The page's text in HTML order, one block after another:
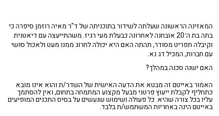
המאזינה הראשונה שעלתה לשידור בתוכניתה של ד"ר מאיה רוזמן סיפרה כי
בתה בת ה־20 אובחנה לאחרונה כבעלת מעי רגיז. משהתייעצה עם דיאטנית
וקיבלה תפריט מסודר, תהתה האם היא יכולה לחרוג ממנו מעט ולאכול סושי
עם חברות, המכיל דג נא.
האם ישנה סכנה במהלך?
האמור באייטם זה מבטא את הדעה האישית של השדר/ת והוא אינו מובא
כתחליף לקבלת ייעוץ פרטני מבעל מקצוע המתמחה בתחום, ואין להסתמך
עליו בכל צורה שהיא. כל פעולה ושימוש שנעשים על בסיס התכנים המופיעים
באייטם הינה באחריות המשתמש/ת בלבד.